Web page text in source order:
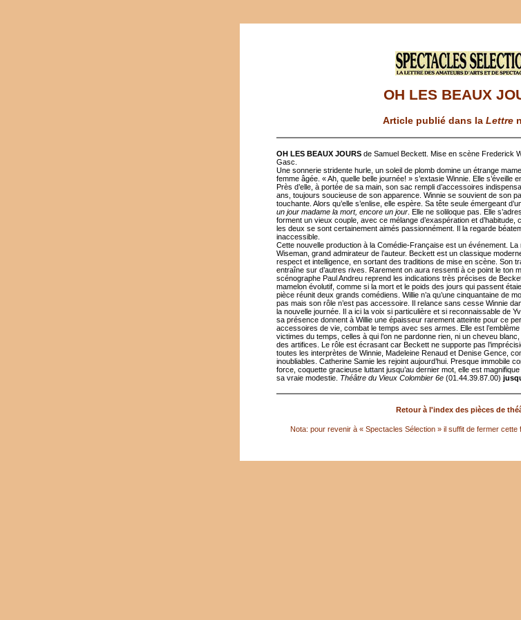
OH LES BEAUX
Article publié dans la Lettre
OH LES BEAUX JOURS de Samuel Beckett. Mise en scène Frederick
Gasc.
Une sonnerie stridente hurle, un soleil de plomb domine un étrange
femme âgée. « Ah, quelle belle journée! » s’extasie Winnie. Elle s’éveille
Près d’elle, à portée de sa main, son sac rempli d’accessoires
ans, toujours soucieuse de son apparence. Winnie se souvient de son
touchante. Alors qu’elle s’enlise, elle espère. Sa tête seule émergeant
un jour madame la mort, encore un jour . Elle ne soliloque pas. Elle
forment un vieux couple, avec ce mélange d’exaspération et d’habitude,
les deux se sont certainement aimés passionnément. Il la regarde
inaccessible.
Cette nouvelle production à la Comédie-Française est un événement.
Wiseman, grand admirateur de l’auteur. Beckett est un classique
respect et intelligence, en sortant des traditions de mise en scène. Son
entraîne sur d’autres rives. Rarement on aura ressenti à ce point le ton
scénographe Paul Andreu reprend les indications très précises de
mamelon évolutif, comme si la mort et le poids des jours qui passent
pièce réunit deux grands comédiens. Willie n’a qu’une cinquantaine de
pas mais son rôle n’est pas accessoire. Il relance sans cesse Winnie
la nouvelle journée. Il a ici la voix si particulière et si reconnaissable de
sa présence donnent à Willie une épaisseur rarement atteinte pour ce
accessoires de vie, combat le temps avec ses armes. Elle est
victimes du temps, celles à qui l’on ne pardonne rien, ni un cheveu
des artifices. Le rôle est écrasant car Beckett ne supporte pas
toutes les interprètes de Winnie, Madeleine Renaud et Denise Gence,
inoubliables. Catherine Samie les rejoint aujourd’hui. Presque immobile
force, coquette gracieuse luttant jusqu’au dernier mot, elle est
sa vraie modestie. Théâtre du Vieux Colombier 6e (01.44.39.87.00)
Retour à l'index des pièces de
Nota: pour revenir à « Spectacles Sélection » il suffit de fermer